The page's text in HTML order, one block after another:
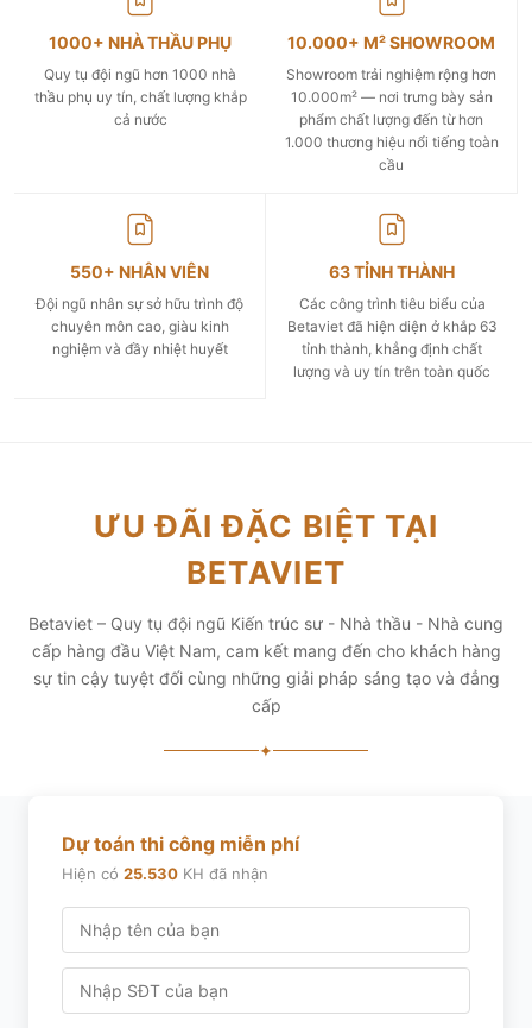
1000+ NHÀ THẦU PHỤ
Quy tụ đội ngũ hơn 1000 nhà
thầu phụ uy tín, chất lượng khắp
cả nước
10.000+ M² SHOWROOM
Showroom trải nghiệm rộng hơn
10.000m² — nơi trưng bày sản
phẩm chất lượng đến từ hơn
1.000 thương hiệu nổi tiếng toàn
cầu
550+ NHÂN VIÊN
Đội ngũ nhân sự sở hữu trình độ
chuyên môn cao, giàu kinh
nghiệm và đầy nhiệt huyết
63 TỈNH THÀNH
Các công trình tiêu biểu của
Betaviet đã hiện diện ở khắp 63
tỉnh thành, khẳng định chất
lượng và uy tín trên toàn quốc
ƯU ĐÃI ĐẶC BIỆT TẠI
BETAVIET
Betaviet – Quy tụ đội ngũ Kiến trúc sư - Nhà thầu - Nhà cung
cấp hàng đầu Việt Nam, cam kết mang đến cho khách hàng
sự tin cậy tuyệt đối cùng những giải pháp sáng tạo và đẳng
cấp
✦
Dự toán thi công miễn phí
Hiện có 25.530 KH đã nhận